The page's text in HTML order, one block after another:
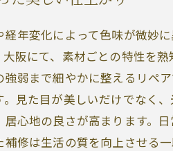
年変化によって色味が微妙
阪にて、素材ごとの特性を
弱まで細やかに整えるリペ
見た目が美しいだけでなく
心地の良さが高まります。
修は生活の質を向上させる